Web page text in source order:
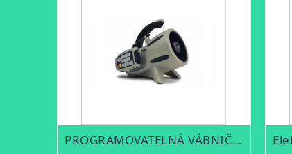
PROGRAMOVATELNÁ VÁBNIČKA GC350